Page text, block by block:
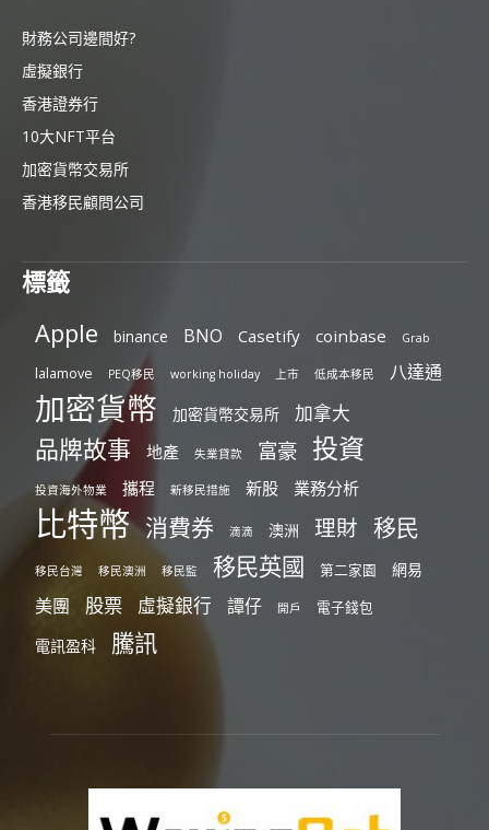
財務公司邊間好?
虛擬銀行
香港證券行
10大NFT平台
加密貨幣交易所
香港移民顧問公司
標籤
Apple binance BNO Casetify coinbase Grab
lalamove PEQ移民 working holiday 上市 低成本移民 八達通
加密貨幣 加密貨幣交易所 加拿大
品牌故事 地產 失業貸款 富豪 投資
投資海外物業 攜程 新移民措施 新股 業務分析
比特幣 消費券 滴滴 澳洲 理財 移民
移民台灣 移民澳洲 移民監 移民英國 第二家園 網易
美團 股票 虛擬銀行 譚仔 開戶 電子錢包
電訊盈科 騰訊